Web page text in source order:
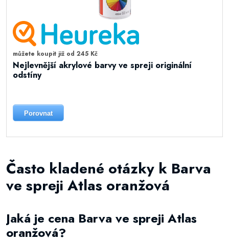
můžete koupit již od 245 Kč
Nejlevnější akrylové barvy ve spreji originální
odstíny
Porovnat
Často kladené otázky k Barva
ve spreji Atlas oranžová
Jaká je cena Barva ve spreji Atlas
oranžová?